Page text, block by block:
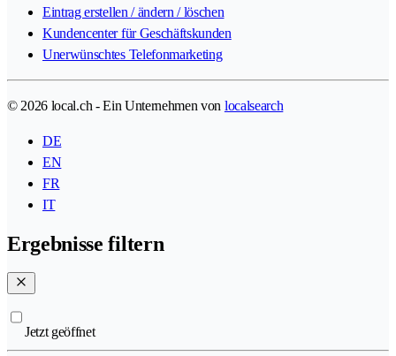
Eintrag erstellen / ändern / löschen
Kundencenter für Geschäftskunden
Unerwünschtes Telefonmarketing
© 2026 local.ch - Ein Unternehmen von localsearch
DE
EN
FR
IT
Ergebnisse filtern
Jetzt geöffnet